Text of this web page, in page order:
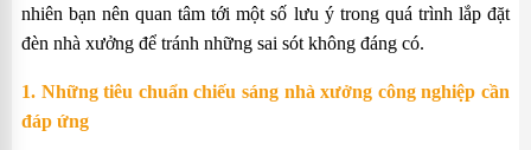
nhiên bạn nên quan tâm tới một số lưu ý trong quá trình lắp đặt
đèn nhà xưởng để tránh những sai sót không đáng có.
1. Những tiêu chuẩn chiếu sáng nhà xưởng công nghiệp cần
đáp ứng